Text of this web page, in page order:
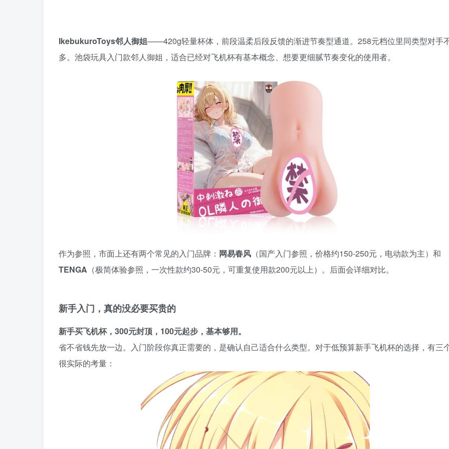
IkebukuroToys邻人御姐——420g轻量杯体，前段温柔后段反馈的渐进节奏型通道。258元档位里同类型对手
多。池袋玩具入门款邻人御姐，适合已经对飞机杯有基本概念、想要更细腻节奏变化的使用者。
作为参照，市面上还有两个常见的入门品牌： 网易春风 （国产入门参照，价格约150-250元，电动款为主）和
TENGA （极简体验参照，一次性款约30-50元，可重复使用款200元以上）。后面会详细对比。
新手入门，真的没必要买贵的
新手买飞机杯，300元封顶，100元起步，基本够用。
省不省钱先放一边。入门阶段你真正需要的，是确认自己适合什么类型。对于低预算新手飞机杯的选择，有三
很实际的考量：